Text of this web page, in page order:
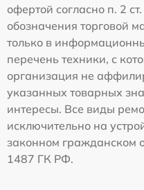
офертой согласно п. 2
обозначения торговой
только в
перечень техники, с
организация не
указанных товарных
интересы. Все виды
исключительно на
законном гражданском
1487 ГК РФ.